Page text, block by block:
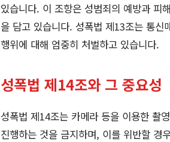
있습니다. 이 조항은 성범죄의 예방과 피
을 담고 있습니다. 성폭법 제13조는 통신
행위에 대해 엄중히 처벌하고 있습니다.
성폭법 제14조와 그 중요성
성폭법 제14조는 카메라 등을 이용한 촬
진행하는 것을 금지하며, 이를 위반할 경